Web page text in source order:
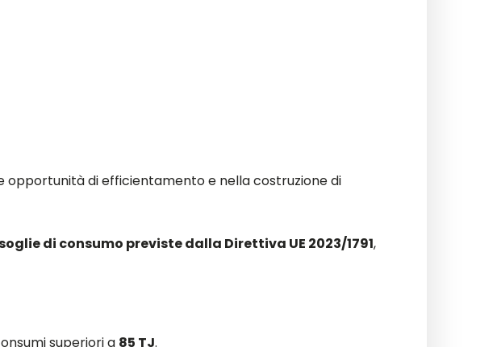
opportunità di efficientamento e nella costruzione di
di consumo previste dalla Direttiva UE 2023/1791,
superiori a 85 TJ.